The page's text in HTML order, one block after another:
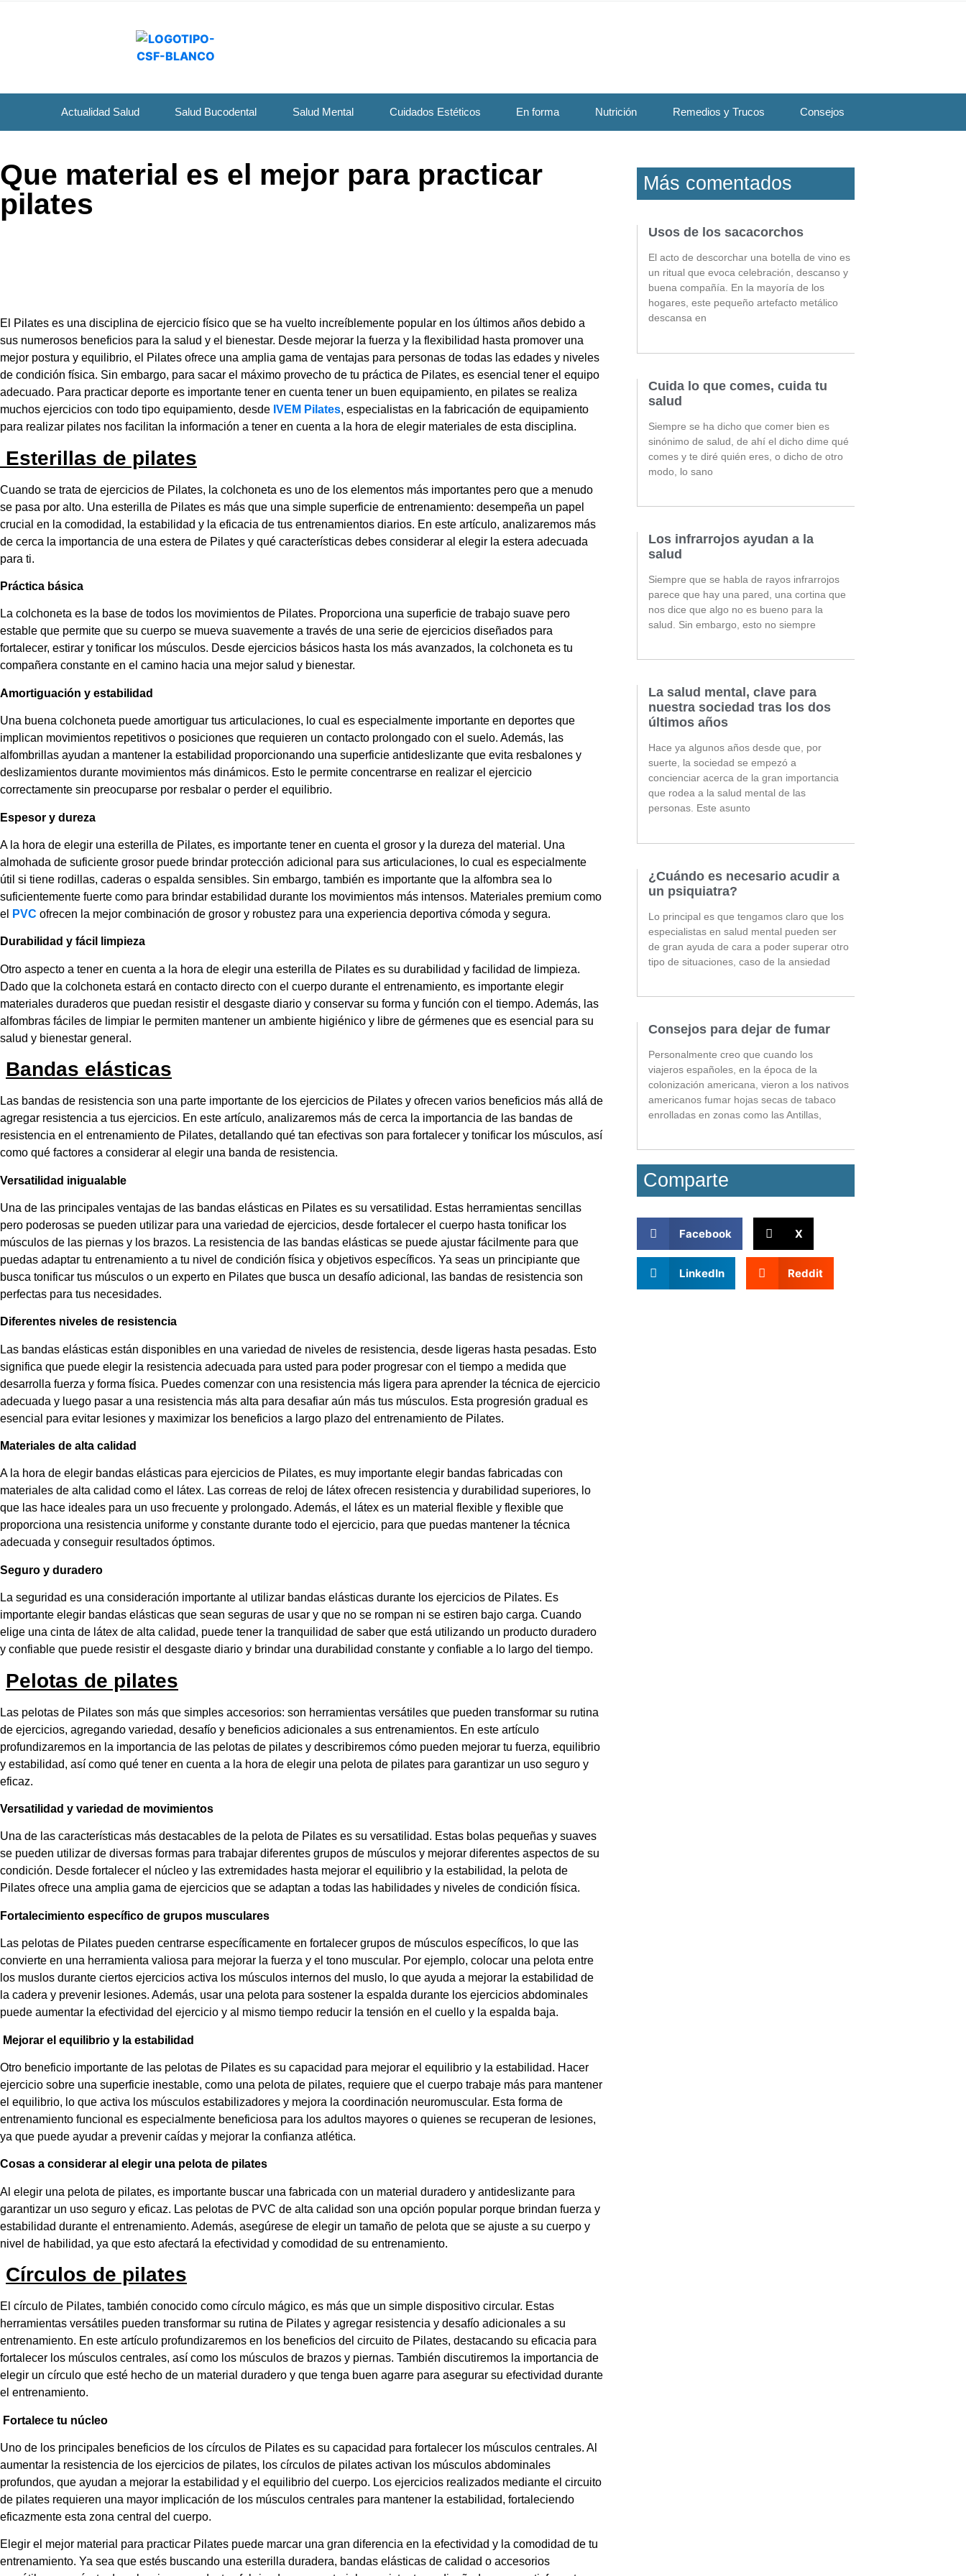
Actualidad Salud Salud Bucodental Salud Mental Cuidados Estéticos En forma Nutrición Remedios y Trucos Consejos
Que material es el mejor para practicar
pilates
El Pilates es una disciplina de ejercicio físico que se ha vuelto increíblemente popular en los últimos años debido a
sus numerosos beneficios para la salud y el bienestar. Desde mejorar la fuerza y la flexibilidad hasta promover una
mejor postura y equilibrio, el Pilates ofrece una amplia gama de ventajas para personas de todas las edades y niveles
de condición física. Sin embargo, para sacar el máximo provecho de tu práctica de Pilates, es esencial tener el equipo
adecuado. Para practicar deporte es importante tener en cuenta tener un buen equipamiento, en pilates se realiza
muchos ejercicios con todo tipo equipamiento, desde IVEM Pilates, especialistas en la fabricación de equipamiento
para realizar pilates nos facilitan la información a tener en cuenta a la hora de elegir materiales de esta disciplina.
Esterillas de pilates
Cuando se trata de ejercicios de Pilates, la colchoneta es uno de los elementos más importantes pero que a menudo
se pasa por alto. Una esterilla de Pilates es más que una simple superficie de entrenamiento: desempeña un papel
crucial en la comodidad, la estabilidad y la eficacia de tus entrenamientos diarios. En este artículo, analizaremos más
de cerca la importancia de una estera de Pilates y qué características debes considerar al elegir la estera adecuada
para ti.
Práctica básica
La colchoneta es la base de todos los movimientos de Pilates. Proporciona una superficie de trabajo suave pero
estable que permite que su cuerpo se mueva suavemente a través de una serie de ejercicios diseñados para
fortalecer, estirar y tonificar los músculos. Desde ejercicios básicos hasta los más avanzados, la colchoneta es tu
compañera constante en el camino hacia una mejor salud y bienestar.
Amortiguación y estabilidad
Una buena colchoneta puede amortiguar tus articulaciones, lo cual es especialmente importante en deportes que
implican movimientos repetitivos o posiciones que requieren un contacto prolongado con el suelo. Además, las
alfombrillas ayudan a mantener la estabilidad proporcionando una superficie antideslizante que evita resbalones y
deslizamientos durante movimientos más dinámicos. Esto le permite concentrarse en realizar el ejercicio
correctamente sin preocuparse por resbalar o perder el equilibrio.
Espesor y dureza
A la hora de elegir una esterilla de Pilates, es importante tener en cuenta el grosor y la dureza del material. Una
almohada de suficiente grosor puede brindar protección adicional para sus articulaciones, lo cual es especialmente
útil si tiene rodillas, caderas o espalda sensibles. Sin embargo, también es importante que la alfombra sea lo
suficientemente fuerte como para brindar estabilidad durante los movimientos más intensos. Materiales premium como
el
PVC ofrecen la mejor combinación de grosor y robustez para una experiencia deportiva cómoda y segura.
Durabilidad y fácil limpieza
Otro aspecto a tener en cuenta a la hora de elegir una esterilla de Pilates es su durabilidad y facilidad de limpieza.
Dado que la colchoneta estará en contacto directo con el cuerpo durante el entrenamiento, es importante elegir
materiales duraderos que puedan resistir el desgaste diario y conservar su forma y función con el tiempo. Además, las
alfombras fáciles de limpiar le permiten mantener un ambiente higiénico y libre de gérmenes que es esencial para su
salud y bienestar general.
Bandas elásticas
Las bandas de resistencia son una parte importante de los ejercicios de Pilates y ofrecen varios beneficios más allá de
agregar resistencia a tus ejercicios. En este artículo, analizaremos más de cerca la importancia de las bandas de
resistencia en el entrenamiento de Pilates, detallando qué tan efectivas son para fortalecer y tonificar los músculos, así
como qué factores a considerar al elegir una banda de resistencia.
Versatilidad inigualable
Una de las principales ventajas de las bandas elásticas en Pilates es su versatilidad. Estas herramientas sencillas
pero poderosas se pueden utilizar para una variedad de ejercicios, desde fortalecer el cuerpo hasta tonificar los
músculos de las piernas y los brazos. La resistencia de las bandas elásticas se puede ajustar fácilmente para que
puedas adaptar tu entrenamiento a tu nivel de condición física y objetivos específicos. Ya seas un principiante que
busca tonificar tus músculos o un experto en Pilates que busca un desafío adicional, las bandas de resistencia son
perfectas para tus necesidades.
Diferentes niveles de resistencia
Las bandas elásticas están disponibles en una variedad de niveles de resistencia, desde ligeras hasta pesadas. Esto
significa que puede elegir la resistencia adecuada para usted para poder progresar con el tiempo a medida que
desarrolla fuerza y ​​forma física. Puedes comenzar con una resistencia más ligera para aprender la técnica de ejercicio
adecuada y luego pasar a una resistencia más alta para desafiar aún más tus músculos. Esta progresión gradual es
esencial para evitar lesiones y maximizar los beneficios a largo plazo del entrenamiento de Pilates.
Materiales de alta calidad
A la hora de elegir bandas elásticas para ejercicios de Pilates, es muy importante elegir bandas fabricadas con
materiales de alta calidad como el látex. Las correas de reloj de látex ofrecen resistencia y durabilidad superiores, lo
que las hace ideales para un uso frecuente y prolongado. Además, el látex es un material flexible y flexible que
proporciona una resistencia uniforme y constante durante todo el ejercicio, para que puedas mantener la técnica
adecuada y conseguir resultados óptimos.
Seguro y duradero
La seguridad es una consideración importante al utilizar bandas elásticas durante los ejercicios de Pilates. Es
importante elegir bandas elásticas que sean seguras de usar y que no se rompan ni se estiren bajo carga. Cuando
elige una cinta de látex de alta calidad, puede tener la tranquilidad de saber que está utilizando un producto duradero
y confiable que puede resistir el desgaste diario y brindar una durabilidad constante y confiable a lo largo del tiempo.
Pelotas de pilates
Las pelotas de Pilates son más que simples accesorios: son herramientas versátiles que pueden transformar su rutina
de ejercicios, agregando variedad, desafío y beneficios adicionales a sus entrenamientos. En este artículo
profundizaremos en la importancia de las pelotas de pilates y describiremos cómo pueden mejorar tu fuerza, equilibrio
y estabilidad, así como qué tener en cuenta a la hora de elegir una pelota de pilates para garantizar un uso seguro y
eficaz.
Versatilidad y variedad de movimientos
Una de las características más destacables de la pelota de Pilates es su versatilidad. Estas bolas pequeñas y suaves
se pueden utilizar de diversas formas para trabajar diferentes grupos de músculos y mejorar diferentes aspectos de su
condición. Desde fortalecer el núcleo y las extremidades hasta mejorar el equilibrio y la estabilidad, la pelota de
Pilates ofrece una amplia gama de ejercicios que se adaptan a todas las habilidades y niveles de condición física.
Fortalecimiento específico de grupos musculares
Las pelotas de Pilates pueden centrarse específicamente en fortalecer grupos de músculos específicos, lo que las
convierte en una herramienta valiosa para mejorar la fuerza y ​​el tono muscular. Por ejemplo, colocar una pelota entre
los muslos durante ciertos ejercicios activa los músculos internos del muslo, lo que ayuda a mejorar la estabilidad de
la cadera y prevenir lesiones. Además, usar una pelota para sostener la espalda durante los ejercicios abdominales
puede aumentar la efectividad del ejercicio y al mismo tiempo reducir la tensión en el cuello y la espalda baja.
Mejorar el equilibrio y la estabilidad
Otro beneficio importante de las pelotas de Pilates es su capacidad para mejorar el equilibrio y la estabilidad. Hacer
ejercicio sobre una superficie inestable, como una pelota de pilates, requiere que el cuerpo trabaje más para mantener
el equilibrio, lo que activa los músculos estabilizadores y mejora la coordinación neuromuscular. Esta forma de
entrenamiento funcional es especialmente beneficiosa para los adultos mayores o quienes se recuperan de lesiones,
ya que puede ayudar a prevenir caídas y mejorar la confianza atlética.
Cosas a considerar al elegir una pelota de pilates
Al elegir una pelota de pilates, es importante buscar una fabricada con un material duradero y antideslizante para
garantizar un uso seguro y eficaz. Las pelotas de PVC de alta calidad son una opción popular porque brindan fuerza y ​​
estabilidad durante el entrenamiento. Además, asegúrese de elegir un tamaño de pelota que se ajuste a su cuerpo y
nivel de habilidad, ya que esto afectará la efectividad y comodidad de su entrenamiento.
Círculos de pilates
El círculo de Pilates, también conocido como círculo mágico, es más que un simple dispositivo circular. Estas
herramientas versátiles pueden transformar su rutina de Pilates y agregar resistencia y desafío adicionales a su
entrenamiento. En este artículo profundizaremos en los beneficios del circuito de Pilates, destacando su eficacia para
fortalecer los músculos centrales, así como los músculos de brazos y piernas. También discutiremos la importancia de
elegir un círculo que esté hecho de un material duradero y que tenga buen agarre para asegurar su efectividad durante
el entrenamiento.
Fortalece tu núcleo
Uno de los principales beneficios de los círculos de Pilates es su capacidad para fortalecer los músculos centrales. Al
aumentar la resistencia de los ejercicios de pilates, los círculos de pilates activan los músculos abdominales
profundos, que ayudan a mejorar la estabilidad y el equilibrio del cuerpo. Los ejercicios realizados mediante el circuito
de pilates requieren una mayor implicación de los músculos centrales para mantener la estabilidad, fortaleciendo
eficazmente esta zona central del cuerpo.
Elegir el mejor material para practicar Pilates puede marcar una gran diferencia en la efectividad y la comodidad de tu
entrenamiento. Ya sea que estés buscando una esterilla duradera, bandas elásticas de calidad o accesorios
Más comentados
Usos de los sacacorchos
El acto de descorchar una botella de vino es
un ritual que evoca celebración, descanso y
buena compañía. En la mayoría de los
hogares, este pequeño artefacto metálico
descansa en
Cuida lo que comes, cuida tu
salud
Siempre se ha dicho que comer bien es
sinónimo de salud, de ahí el dicho dime qué
comes y te diré quién eres, o dicho de otro
modo, lo sano
Los infrarrojos ayudan a la
salud
Siempre que se habla de rayos infrarrojos
parece que hay una pared, una cortina que
nos dice que algo no es bueno para la
salud. Sin embargo, esto no siempre
La salud mental, clave para
nuestra sociedad tras los dos
últimos años
Hace ya algunos años desde que, por
suerte, la sociedad se empezó a
concienciar acerca de la gran importancia
que rodea a la salud mental de las
personas. Este asunto
¿Cuándo es necesario acudir a
un psiquiatra?
Lo principal es que tengamos claro que los
especialistas en salud mental pueden ser
de gran ayuda de cara a poder superar otro
tipo de situaciones, caso de la ansiedad
Consejos para dejar de fumar
Personalmente creo que cuando los
viajeros españoles, en la época de la
colonización americana, vieron a los nativos
americanos fumar hojas secas de tabaco
enrolladas en zonas como las Antillas,
Comparte
Facebook X
LinkedIn Reddit